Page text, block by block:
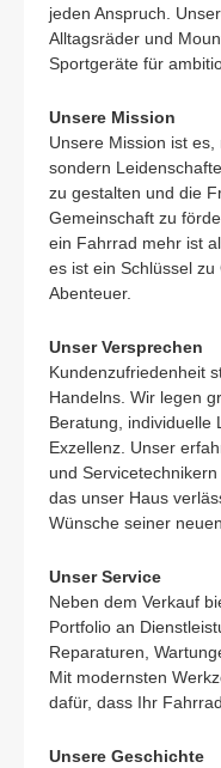
jeden Anspruch.
Alltagsräder und
Sportgeräte für
Unsere Mission
Unsere Mission ist
sondern
zu gestalten und die
Gemeinschaft zu
ein Fahrrad mehr ist
es ist ein Schlüssel
Abenteuer.
Unser Versprechen
Kundenzufriedenheit
Handelns. Wir legen
Beratung, individuelle
Exzellenz. Unser
und
das unser Haus
Wünsche seiner
Unser Service
Neben dem Verkauf
Portfolio an
Reparaturen,
Mit modernsten
dafür, dass Ihr
Unsere Geschichte